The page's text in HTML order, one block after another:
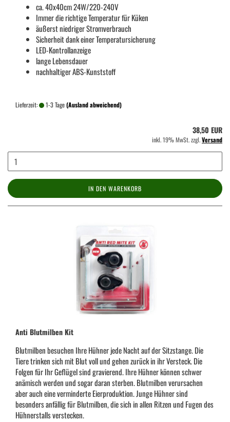
ca. 40x40cm 24W/220-240V
Immer die richtige Temperatur für Küken
äußerst niedriger Stromverbrauch
Sicherheit dank einer Temperatursicherung
LED-Kontrollanzeige
lange Lebensdauer
nachhaltiger ABS-Kunststoff
Lieferzeit: 1-3 Tage(Ausland abweichend)
38,50 EUR
inkl. 19% MwSt. zzgl.Versand
IN DEN WARENKORB
Anti Blutmilben Kit
Blutmilben besuchen Ihre Hühner jede Nacht auf der Sitzstange. Die
Tiere trinken sich mit Blut voll und gehen zurück in ihr Versteck. Die
Folgen für Ihr Geflügel sind gravierend. Ihre Hühner können schwer
anämisch werden und sogar daran sterben. Blutmilben verursachen
aber auch eine verminderte Eierproduktion. Junge Hühner sind
besonders anfällig für Blutmilben, die sich in allen Ritzen und Fugen des
Hühnerstalls verstecken.